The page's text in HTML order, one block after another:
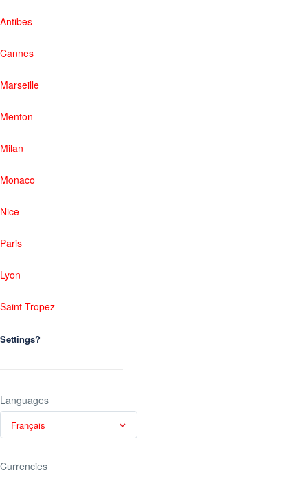
Antibes
Cannes
Marseille
Menton
Milan
Monaco
Nice
Paris
Lyon
Saint-Tropez
Settings?
Languages
Français
Currencies